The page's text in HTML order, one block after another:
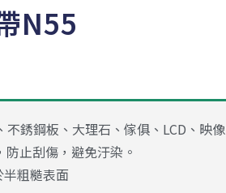
N55
不銹鋼板、大理石、傢俱、LCD、映像
止刮傷，避免汙染。
粗糙表面